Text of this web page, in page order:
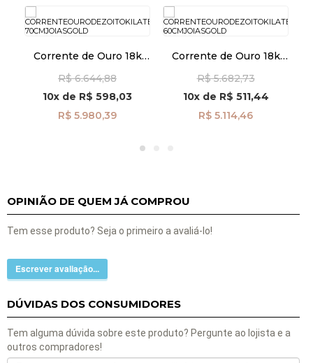
Corrente de Ouro 18k
70cm co03926
R$ 6.644,88
10x de R$ 598,03
R$ 5.980,39
Corrente de Ouro 18k
60cm co03925
R$ 5.682,73
10xde R$ 511,44
R$ 5.114,46
OPINIÃO DE QUEM JÁ COMPROU
Tem esse produto? Seja o primeiro a avaliá-lo!
Escrever avaliação...
DÚVIDAS DOS CONSUMIDORES
Tem alguma dúvida sobre este produto? Pergunte ao lojista e a
outros compradores!